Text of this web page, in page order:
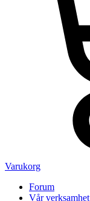
Varukorg
Forum
Vår verksamhet